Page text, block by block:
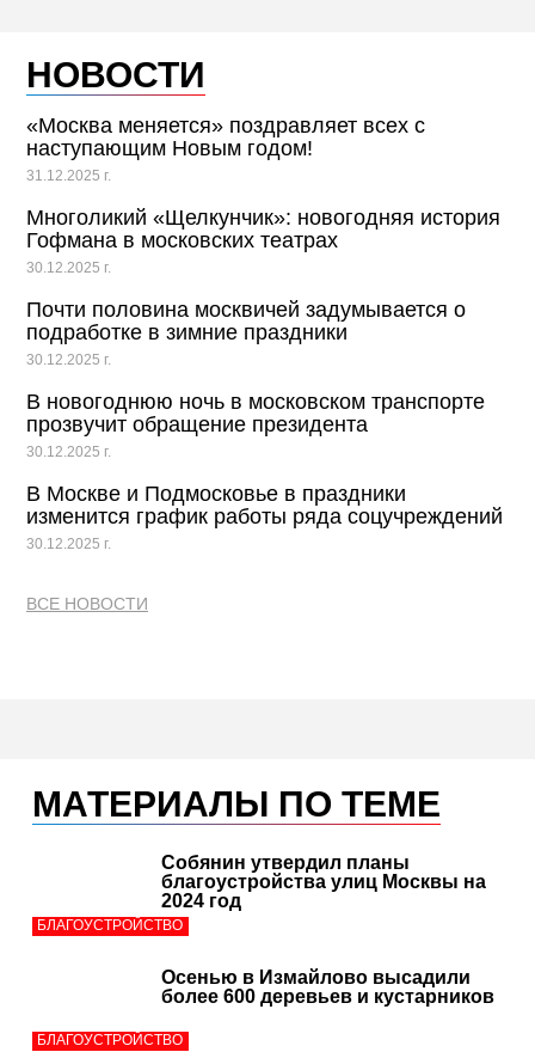
НОВОСТИ
«Москва меняется» поздравляет всех с
наступающим Новым годом!
31.12.2025 г.
Многоликий «Щелкунчик»: новогодняя история
Гофмана в московских театрах
30.12.2025 г.
Почти половина москвичей задумывается о
подработке в зимние праздники
30.12.2025 г.
В новогоднюю ночь в московском транспорте
прозвучит обращение президента
30.12.2025 г.
В Москве и Подмосковье в праздники
изменится график работы ряда соцучреждений
30.12.2025 г.
ВСЕ НОВОСТИ
МАТЕРИАЛЫ ПО ТЕМЕ
БЛАГОУСТРОЙСТВО
Собянин утвердил планы
благоустройства улиц Москвы на
2024 год
БЛАГОУСТРОЙСТВО
Осенью в Измайлово высадили
более 600 деревьев и кустарников